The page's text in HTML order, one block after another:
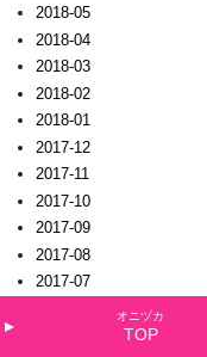
2018-05
2018-04
2018-03
2018-02
2018-01
2017-12
2017-11
2017-10
2017-09
2017-08
2017-07
オニヅカ
TOP